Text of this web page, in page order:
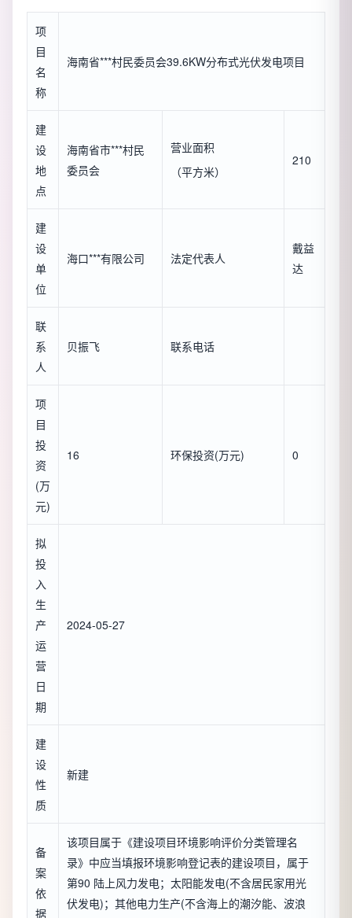
项
目
名
称
海南省***村民委员会39.6KW分布式光伏发电项目
建
设
地
点
海南省市***村民
委员会
营业面积
（平方米）
210
建
设
单
位
海口***有限公司 法定代表人
戴益
达
联
系
人
贝振飞 联系电话
项
目
投
资
(万
元)
16 环保投资(万元) 0
拟
投
入
生
产
运
营
日
期
2024-05-27
建
设
性
质
新建
备
案
依
据
该项目属于《建设项目环境影响评价分类管理名
录》中应当填报环境影响登记表的建设项目，属于
第90 陆上风力发电；太阳能发电(不含居民家用光
伏发电)；其他电力生产(不含海上的潮汐能、波浪